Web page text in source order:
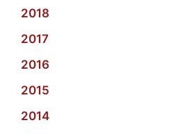
2018
2017
2016
2015
2014